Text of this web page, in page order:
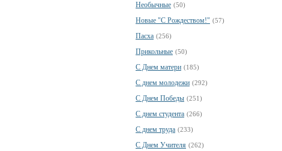
Необычные (50)
Новые "С Рождеством!" (57)
Пасха (256)
Прикольные (50)
С Днем матери (185)
С днем молодежи (292)
С Днем Победы (251)
С днем студента (266)
С днем труда (233)
С Днем Учителя (262)